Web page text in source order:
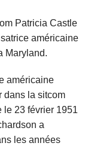
Patricia Castle
américaine
Maryland.
américaine
dans la sitcom
le 23 février 1951
a
les années